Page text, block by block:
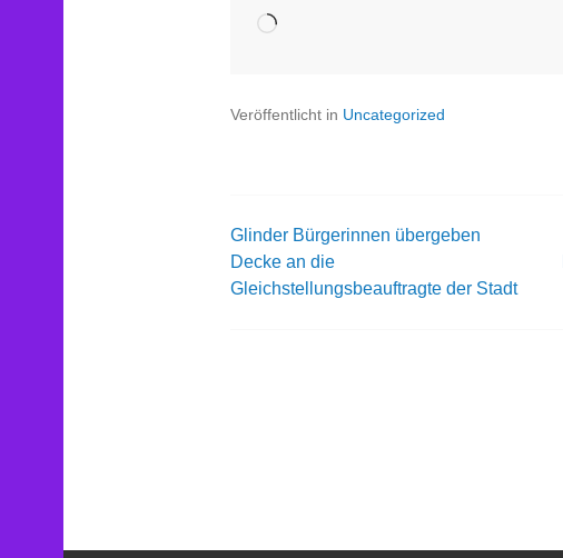
Wird
Veröffentlicht in Uncategorized
Beitrags-
Navigation
Glinder Bürgerinnen übergeben
Decke an die
Gleichstellungsbeauftragte der Stadt